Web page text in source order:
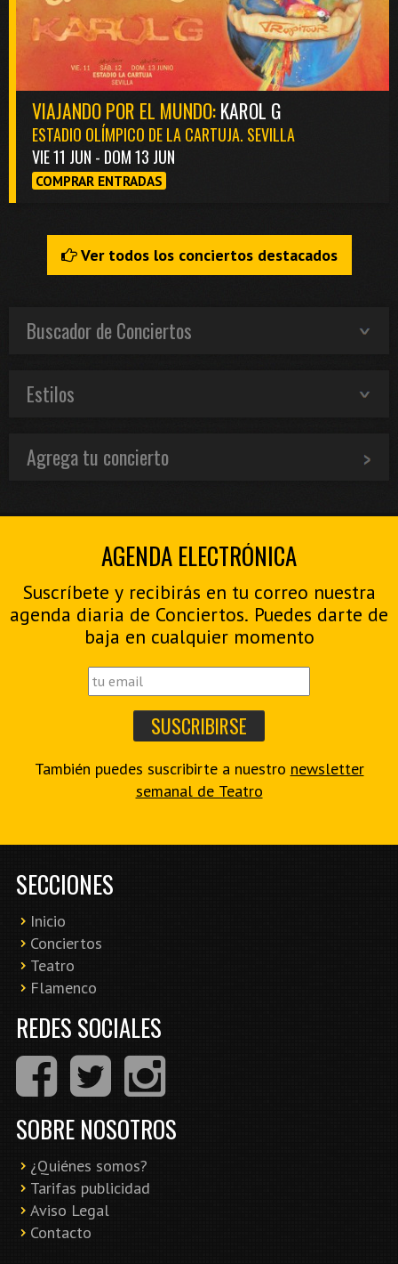
VIAJANDO POR EL MUNDO:KAROL G
ESTADIO OLÍMPICO DE LA CARTUJA. SEVILLA
VIE 11 JUN - DOM 13 JUN
COMPRAR ENTRADAS
Ver todos los conciertos destacados
Buscador de Conciertos
Estilos
Agrega tu concierto
AGENDA ELECTRÓNICA
Suscríbete y recibirás en tu correo nuestra
agenda diaria de Conciertos. Puedes darte de
baja en cualquier momento
También puedes suscribirte a nuestro newsletter
semanal de Teatro
SECCIONES
Inicio
Conciertos
Teatro
Flamenco
REDES SOCIALES
SOBRE NOSOTROS
¿Quiénes somos?
Tarifas publicidad
Aviso Legal
Contacto